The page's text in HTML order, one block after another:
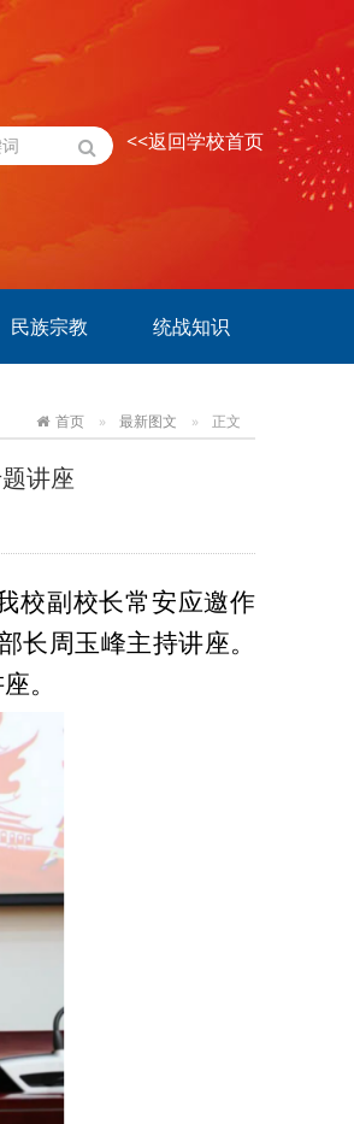
<<返回学校首页
民族宗教 统战知识
首页 最新图文 正文
讲座
校副校长常安应邀作
长周玉峰主持讲座。
。